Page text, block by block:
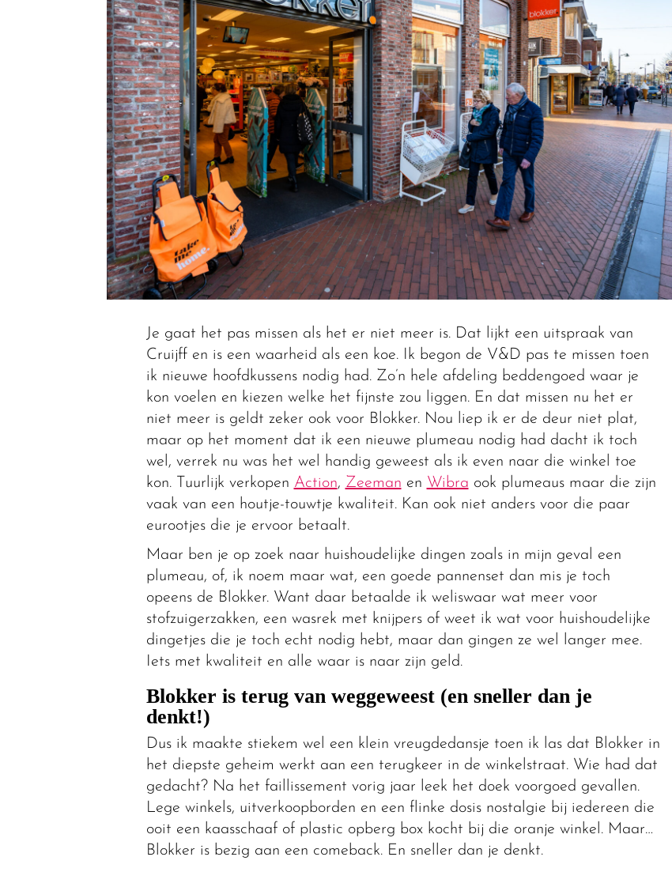
Je gaat het pas missen als het er niet meer is. Dat lijkt een uitspraak van
Cruijff en is een waarheid als een koe. Ik begon de V&D pas te missen toen
ik nieuwe hoofdkussens nodig had. Zo’n hele afdeling beddengoed waar je
kon voelen en kiezen welke het fijnste zou liggen. En dat missen nu het er
niet meer is geldt zeker ook voor Blokker. Nou liep ik er de deur niet plat,
maar op het moment dat ik een nieuwe plumeau nodig had dacht ik toch
wel, verrek nu was het wel handig geweest als ik even naar die winkel toe
kon. Tuurlijk verkopen Action, Zeeman en Wibra ook plumeaus maar die zijn
vaak van een houtje-touwtje kwaliteit. Kan ook niet anders voor die paar
eurootjes die je ervoor betaalt.
Maar ben je op zoek naar huishoudelijke dingen zoals in mijn geval een
plumeau, of, ik noem maar wat, een goede pannenset dan mis je toch
opeens de Blokker. Want daar betaalde ik weliswaar wat meer voor
stofzuigerzakken, een wasrek met knijpers of weet ik wat voor huishoudelijke
dingetjes die je toch echt nodig hebt, maar dan gingen ze wel langer mee.
Iets met kwaliteit en alle waar is naar zijn geld.
Blokker is terug van weggeweest (en sneller dan je
denkt!)
Dus ik maakte stiekem wel een klein vreugdedansje toen ik las dat Blokker in
het diepste geheim werkt aan een terugkeer in de winkelstraat. Wie had dat
gedacht? Na het faillissement vorig jaar leek het doek voorgoed gevallen.
Lege winkels, uitverkoopborden en een flinke dosis nostalgie bij iedereen die
ooit een kaasschaaf of plastic opberg box kocht bij die oranje winkel. Maar…
Blokker is bezig aan een comeback. En sneller dan je denkt.